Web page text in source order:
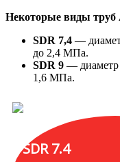
Некоторые виды труб
SDR 7,4 —
до 2,4 МПа.
SDR 9 — диаметр
1,6 МПа.
SDR 7.4